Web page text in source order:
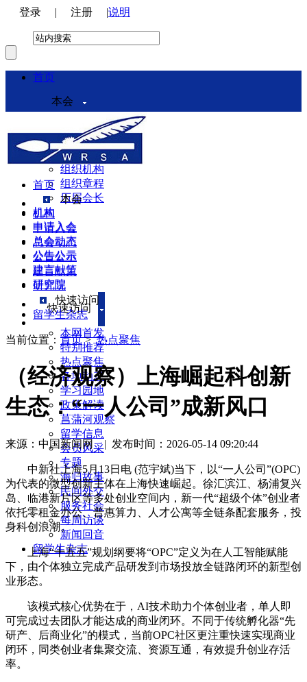
登录 | 注册 |说明
首页
本会
本会介绍
领导机构
理事会
组织机构
组织章程
历届会长
机构
申请入会
总会动态
公告公示
建言献策
研究院
快速访问
本网首发
特别推荐
热点聚焦
各地动态
学习园地
政策解读
菖蒲河观察
留学信息
会员风采
专题
海归故事
民间外交
服务社会
每周访谈
新闻回音
留学生杂志
首页
本会
机构
申请入会
总会动态
公告公示
建言献策
研究院
快速访问
留学生杂志
当前位置： 首页>热点聚焦
（经济观察）上海崛起科创新
生态：“一人公司”成新风口
来源：中国新闻网 | 发布时间：2026-05-14 09:20:44
中新社上海5月13日电 (范宇斌)当下，以“一人公司”(OPC)
为代表的微型创新主体在上海快速崛起。徐汇滨江、杨浦复兴
岛、临港新片区等多处创业空间内，新一代“超级个体”创业者
依托零租金办公、普惠算力、人才公寓等全链条配套服务，投
身科创浪潮。
上海“十五五”规划纲要将“OPC”定义为在人工智能赋能
下，由个体独立完成产品研发到市场投放全链路闭环的新型创
业形态。
该模式核心优势在于，AI技术助力个体创业者，单人即
可完成过去团队才能达成的商业闭环。不同于传统孵化器“先
研产、后商业化”的模式，当前OPC社区更注重快速实现商业
闭环，同类创业者集聚交流、资源互通，有效提升创业存活
率。